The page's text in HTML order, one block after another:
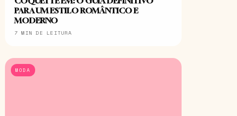
PARA UM ESTILO ROMÂNTICO E
MODERNO
7 MIN DE LEITURA
MODA